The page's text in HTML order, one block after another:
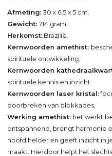
Afmeting:30 x 6,5 x 5 cm.
Gewicht: 714 gram.
Herkomst: Brazilië.
Kernwoorden amethist:
spirituele ontwikkeling.
Kernwoorden
spirituele kennis en inzicht.
Kernwoorden laser kristal:
doorbreken van blokkades.
Werking amethist: het werkt
ontspannend, brengt harmonie
hoofd helder en geeft inzicht in
maakt. Hierdoor helpt het